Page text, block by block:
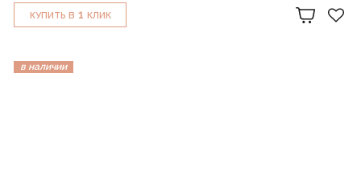
КУПИТЬ В 1 КЛИК
в наличии